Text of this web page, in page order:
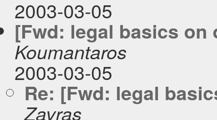
2003-03-05
[Fwd: legal basics on
Koumantaros
2003-03-05
Re: [Fwd: legal
Zavras